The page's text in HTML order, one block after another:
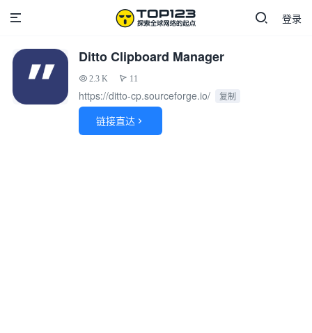
登录
Ditto Clipboard Manager
2.3 K 11
https://ditto-cp.sourceforge.io/ 复制
链接直达 